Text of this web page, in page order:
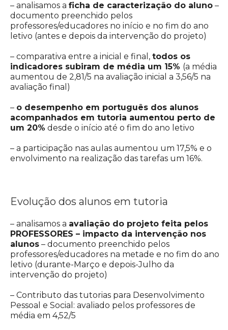
– analisamos a ficha de caracterização do aluno –
documento preenchido pelos
professores/educadores no início e no fim do ano
letivo (antes e depois da intervenção do projeto)
– comparativa entre a inicial e final, todos os
indicadores subiram de média um 15% (a média
aumentou de 2,81/5 na avaliação inicial a 3,56/5 na
avaliação final)
– o desempenho em português dos alunos
acompanhados em tutoria aumentou perto de
um 20% desde o início até o fim do ano letivo
– a participação nas aulas aumentou um 17,5% e o
envolvimento na realização das tarefas um 16%.
Evolução dos alunos em tutoria
– analisamos a avaliação do projeto feita pelos
PROFESSORES – impacto da intervenção nos
alunos – documento preenchido pelos
professores/educadores na metade e no fim do ano
letivo (durante-Março e depois-Julho da
intervenção do projeto)
– Contributo das tutorias para Desenvolvimento
Pessoal e Social: avaliado pelos professores de
média em 4,52/5